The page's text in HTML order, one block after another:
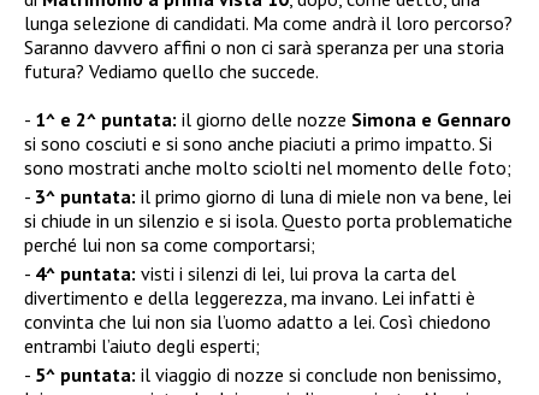
lunga selezione di candidati. Ma come andrà il loro percorso?
Saranno davvero affini o non ci sarà speranza per una storia
futura? Vediamo quello che succede.
1^ e 2^ puntata: il giorno delle nozze Simona e Gennaro
si sono cosciuti e si sono anche piaciuti a primo impatto. Si
sono mostrati anche molto sciolti nel momento delle foto;
3^ puntata: il primo giorno di luna di miele non va bene, lei
si chiude in un silenzio e si isola. Questo porta problematiche
perché lui non sa come comportarsi;
4^ puntata: visti i silenzi di lei, lui prova la carta del
divertimento e della leggerezza, ma invano. Lei infatti è
convinta che lui non sia l’uomo adatto a lei. Così chiedono
entrambi l’aiuto degli esperti;
5^ puntata: il viaggio di nozze si conclude non benissimo,